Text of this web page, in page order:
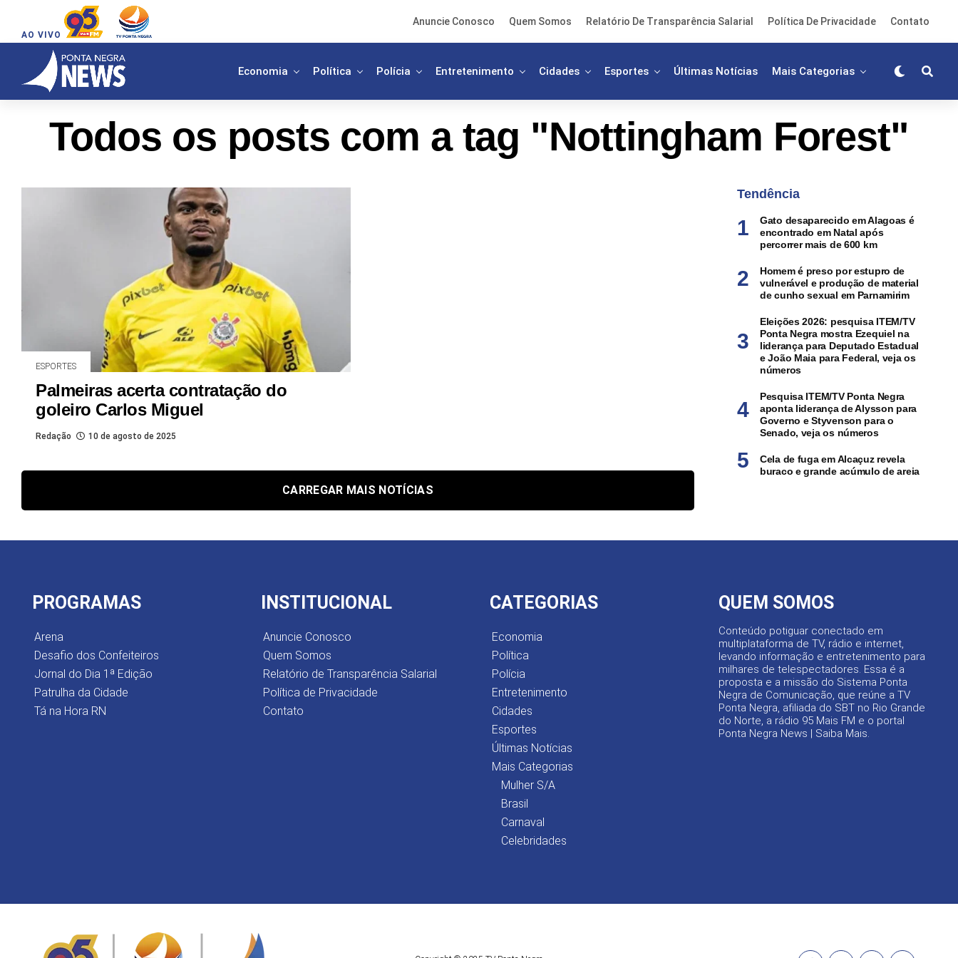
AO VIVO
Anuncie Conosco Quem Somos Relatório De Transparência Salarial Política De Privacidade Contato
Economia Política Polícia Entretenimento Cidades Esportes Últimas Notícias Mais Categorias
Todos os posts com a tag "Nottingham Forest"
ESPORTES
Palmeiras acerta contratação do
goleiro Carlos Miguel
Redação 10 de agosto de 2025
CARREGAR MAIS NOTÍCIAS
Tendência
Gato desaparecido em Alagoas é
encontrado em Natal após
percorrer mais de 600 km
Homem é preso por estupro de
vulnerável e produção de material
de cunho sexual em Parnamirim
Eleições 2026: pesquisa ITEM/TV
Ponta Negra mostra Ezequiel na
liderança para Deputado Estadual
e João Maia para Federal, veja os
números
Pesquisa ITEM/TV Ponta Negra
aponta liderança de Alysson para
Governo e Styvenson para o
Senado, veja os números
Cela de fuga em Alcaçuz revela
buraco e grande acúmulo de areia
PROGRAMAS
Arena
Desafio dos Confeiteiros
Jornal do Dia 1ª Edição
Patrulha da Cidade
Tá na Hora RN
INSTITUCIONAL
Anuncie Conosco
Quem Somos
Relatório de Transparência Salarial
Política de Privacidade
Contato
CATEGORIAS
Economia
Política
Polícia
Entretenimento
Cidades
Esportes
Últimas Notícias
Mais Categorias
Mulher S/A
Brasil
Carnaval
Celebridades
QUEM SOMOS
Conteúdo potiguar conectado em
multiplataforma de TV, rádio e internet,
levando informação e entretenimento para
milhares de telespectadores. Essa é a
proposta e a missão do Sistema Ponta
Negra de Comunicação, que reúne a TV
Ponta Negra, afiliada do SBT no Rio Grande
do Norte, a rádio 95 Mais FM e o portal
Ponta Negra News | Saiba Mais.